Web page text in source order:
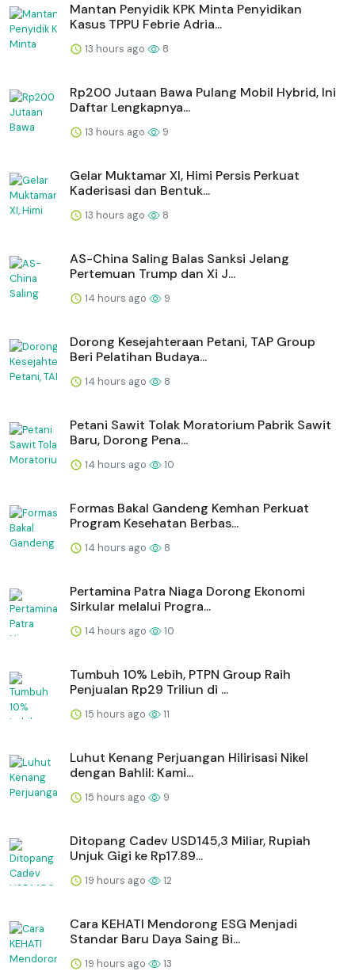
Mantan Penyidik KPK Minta Penyidikan
Kasus TPPU Febrie Adria...
13 hours ago 8
Rp200 Jutaan Bawa Pulang Mobil Hybrid, Ini
Daftar Lengkapnya...
13 hours ago 9
Gelar Muktamar XI, Himi Persis Perkuat
Kaderisasi dan Bentuk...
13 hours ago 8
AS-China Saling Balas Sanksi Jelang
Pertemuan Trump dan Xi J...
14 hours ago 9
Dorong Kesejahteraan Petani, TAP Group
Beri Pelatihan Budaya...
14 hours ago 8
Petani Sawit Tolak Moratorium Pabrik Sawit
Baru, Dorong Pena...
14 hours ago 10
Formas Bakal Gandeng Kemhan Perkuat
Program Kesehatan Berbas...
14 hours ago 8
Pertamina Patra Niaga Dorong Ekonomi
Sirkular melalui Progra...
14 hours ago 10
Tumbuh 10% Lebih, PTPN Group Raih
Penjualan Rp29 Triliun di ...
15 hours ago 11
Luhut Kenang Perjuangan Hilirisasi Nikel
dengan Bahlil: Kami...
15 hours ago 9
Ditopang Cadev USD145,3 Miliar, Rupiah
Unjuk Gigi ke Rp17.89...
19 hours ago 12
Cara KEHATI Mendorong ESG Menjadi
Standar Baru Daya Saing Bi...
19 hours ago 13